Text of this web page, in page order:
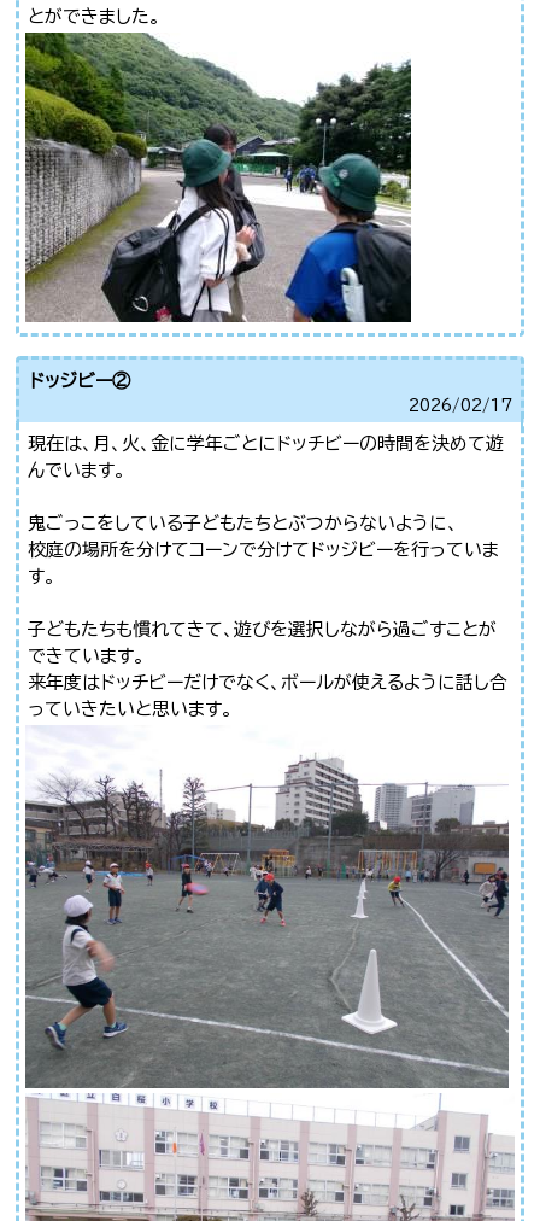
とができました。
ドッジビー②
2026/02/17
現在は、月、火、金に学年ごとにドッチビーの時間を決めて遊
んでいます。
鬼ごっこをしている子どもたちとぶつからないように、
校庭の場所を分けてコーンで分けてドッジビーを行っていま
す。
子どもたちも慣れてきて、遊びを選択しながら過ごすことが
できています。
来年度はドッチビーだけでなく、ボールが使えるように話し合
っていきたいと思います。